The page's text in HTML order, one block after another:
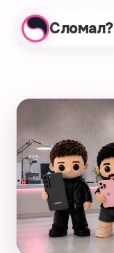
Сломал?